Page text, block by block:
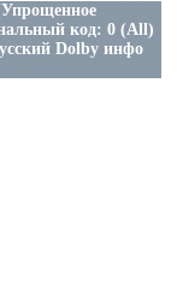
код: 0 (All)
Dolby инфо